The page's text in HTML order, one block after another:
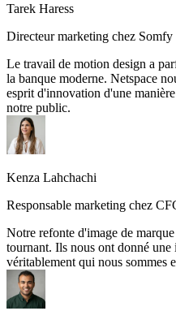
Tarek Haress
Directeur marketing chez
Le travail de motion design a
la banque moderne. Netspace
esprit d'innovation d'une
notre public.
Kenza Lahchachi
Responsable marketing chez
Notre refonte d'image de
tournant. Ils nous ont donné
véritablement qui nous sommes